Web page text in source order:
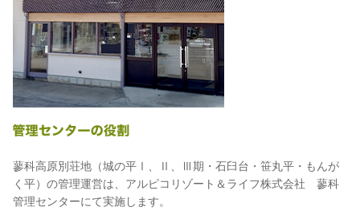
蓼科高原別荘地（城の平Ⅰ、Ⅱ、Ⅲ期・石臼台・笹丸平・もんが
く平）の管理運営は、アルピコリゾート＆ライフ株式会社 蓼科
管理センターにて実施します。